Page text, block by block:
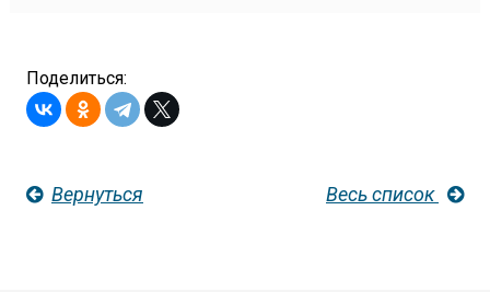
Поделиться:
Вернуться Весь список